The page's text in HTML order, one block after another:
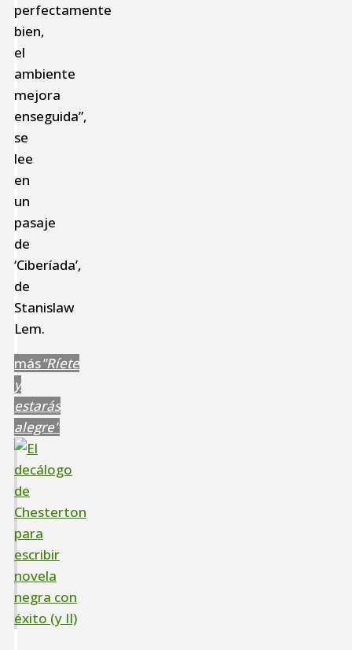
perfectamente
bien,
el
ambiente
mejora
enseguida”,
se
lee
en
un
pasaje
de
‘Ciberíada’,
de
Stanislaw
Lem.
más"Ríete
y
estarás
alegre"